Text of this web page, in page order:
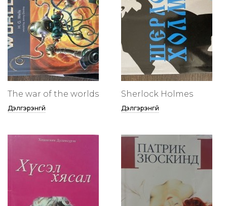
The war of the worlds
Дэлгэрэнгүй
Sherlock Holmes
Дэлгэрэнгүй